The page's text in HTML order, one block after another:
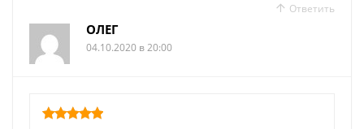
Ответить
ОЛЕГ
04.10.2020 в 20:00